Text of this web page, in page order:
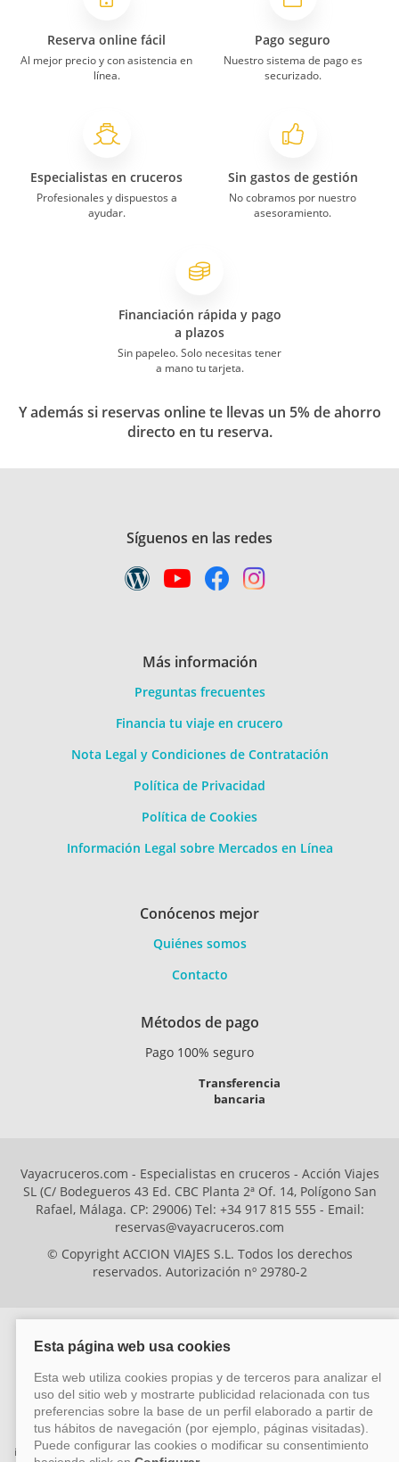
Reserva online fácil
Al mejor precio y con asistencia en
línea.
Pago seguro
Nuestro sistema de pago es
securizado.
Especialistas en cruceros
Profesionales y dispuestos a
ayudar.
Sin gastos de gestión
No cobramos por nuestro
asesoramiento.
Financiación rápida y pago
a plazos
Sin papeleo. Solo necesitas tener
a mano tu tarjeta.
Y además si reservas online te llevas un 5% de ahorro
directo en tu reserva.
Síguenos en las redes
Más información
Preguntas frecuentes
Financia tu viaje en crucero
Nota Legal y Condiciones de Contratación
Política de Privacidad
Política de Cookies
Información Legal sobre Mercados en Línea
Conócenos mejor
Quiénes somos
Contacto
Métodos de pago
Pago 100% seguro
Transferencia
bancaria
Vayacruceros.com - Especialistas en cruceros - Acción Viajes
SL (C/ Bodegueros 43 Ed. CBC Planta 2ª Of. 14, Polígono San
Rafael, Málaga. CP: 29006) Tel: +34 917 815 555 - Email:
reservas@vayacruceros.com
© Copyright ACCION VIAJES S.L. Todos los derechos
reservados. Autorización nº 29780-2
ACCION VIAJES SL ha sido beneficiaria del Fondo Europeo de Desarrollo
Regional (FEDER), cuyo objetivo es mejorar la competitividad de las pymes
mediante el impulso de la innovación, el desarrollo tecnológico, la
investigación de calidad y el uso seguro y fiable del ciberespacio. Gracias a